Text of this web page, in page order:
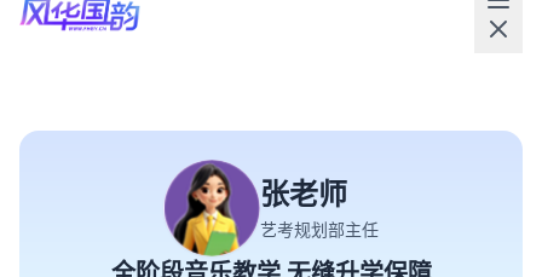
张老师
艺考规划部主任